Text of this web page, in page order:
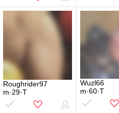
Roughrider97
m·29·T
Wuzl66
m·60·T